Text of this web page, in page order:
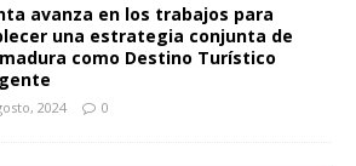
avanza en los trabajos para
una estrategia conjunta de
como Destino Turístico
2024 0